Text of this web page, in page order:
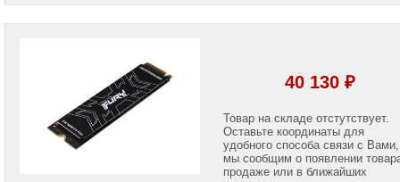
Проекторы
лампы
40 130 ₽
Товар на складе отстутствует.
Оставьте координаты для
удобного способа связи с Вами,
мы сообщим о появлении
продаже или в ближайших